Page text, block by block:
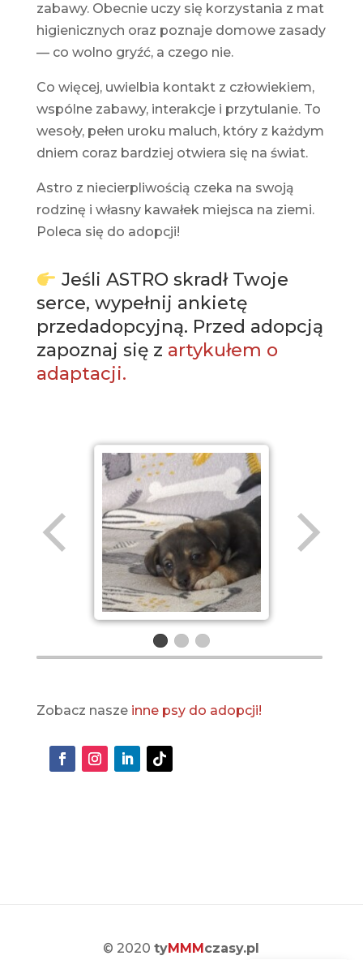
zabawy. Obecnie uczy się korzystania z mat
higienicznych oraz poznaje domowe zasady
— co wolno gryźć, a czego nie.
Co więcej, uwielbia kontakt z człowiekiem,
wspólne zabawy, interakcje i przytulanie. To
wesoły, pełen uroku maluch, który z każdym
dniem coraz bardziej otwiera się na świat.
Astro z niecierpliwością czeka na swoją
rodzinę i własny kawałek miejsca na ziemi.
Poleca się do adopcji!
Jeśli ASTRO skradł Twoje
serce, wypełnij ankietę
przedadopcyjną. Przed adopcją
zapoznaj się z artykułem o
adaptacji.
Zobacz naszeinne psy do adopcji!
© 2020tyMMM czasy.pl